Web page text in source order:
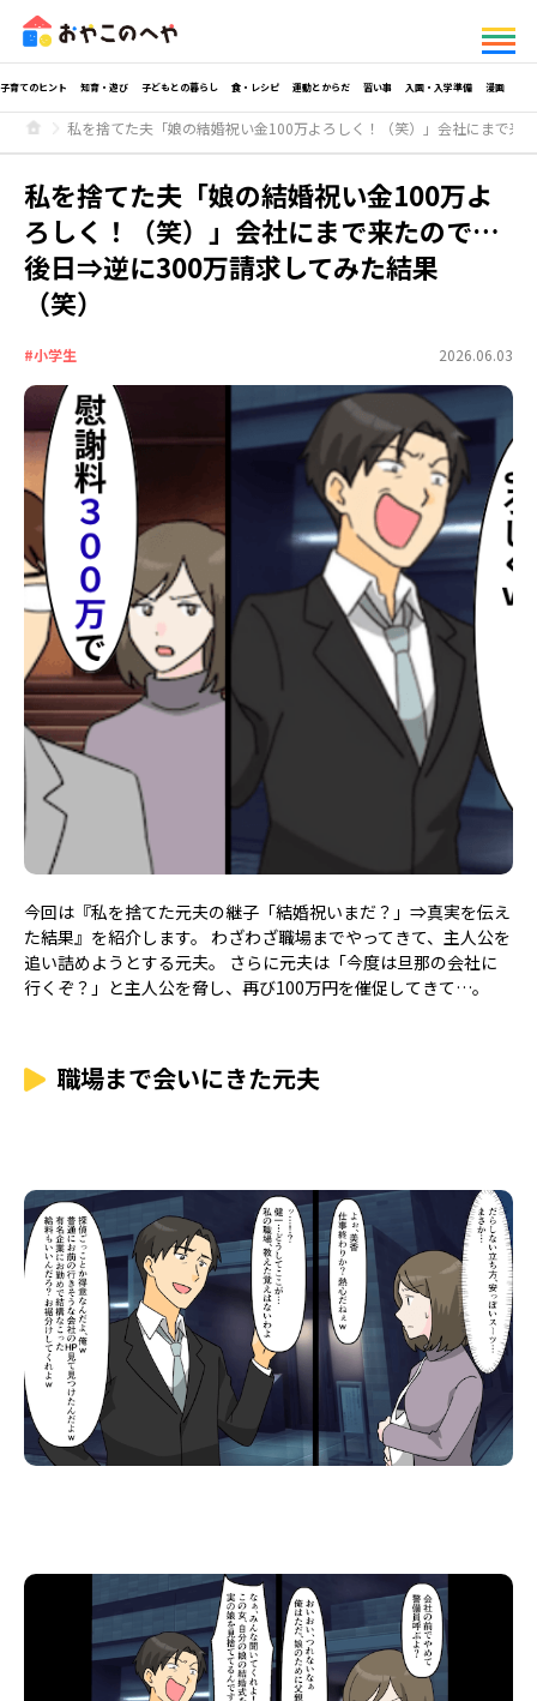
子育てのヒント 知育・遊び 子どもとの暮らし 食・レシピ 運動とからだ 習い事 入園・入学準備 漫画
私を捨てた夫「娘の結婚祝い金100万よろしく！（笑）」会社にまで
私を捨てた夫「娘の結婚祝い金100万よ
ろしく！（笑）」会社にまで来たので…
後日⇒逆に300万請求してみた結果
（笑）
#小学生 2026.06.03
今回は『私を捨てた元夫の継子「結婚祝いまだ？」⇒真実を伝え
た結果』を紹介します。 わざわざ職場までやってきて、主人公を
追い詰めようとする元夫。 さらに元夫は「今度は旦那の会社に
行くぞ？」と主人公を脅し、再び100万円を催促してきて…。
職場まで会いにきた元夫